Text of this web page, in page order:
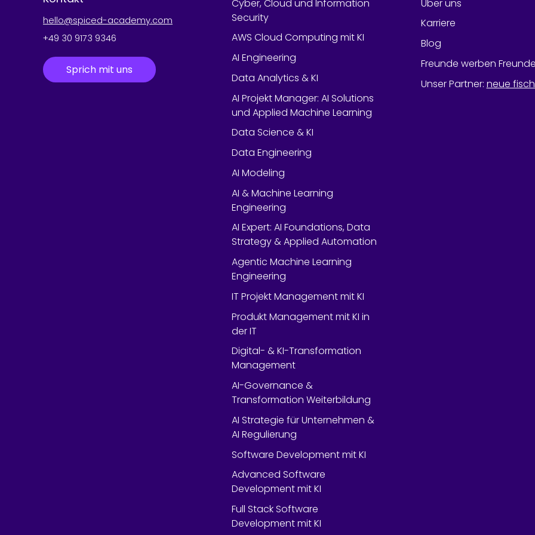
hello@spiced-academy.com
+49 30 9173 9346
Sprich mit uns
Cyber, Cloud und Information
Security
AWS Cloud Computing mit KI
AI Engineering
Data Analytics & KI
AI Projekt Manager: AI Solutions
und Applied Machine Learning
Data Science & KI
Data Engineering
AI Modeling
AI & Machine Learning
Engineering
AI Expert: AI Foundations, Data
Strategy & Applied Automation
Agentic Machine Learning
Engineering
IT Projekt Management mit KI
Produkt Management mit KI in
der IT
Digital- & KI-Transformation
Management
AI-Governance &
Transformation Weiterbildung
AI Strategie für Unternehmen &
AI Regulierung
Software Development mit KI
Advanced Software
Development mit KI
Full Stack Software
Development mit KI
Über uns
Karriere
Blog
Freunde werben
Unser Partner: neue